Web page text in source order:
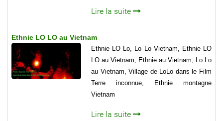
Lire la suite
Ethnie LO LO au Vietnam
Ethnie LO Lo, Lo Lo Vietnam, Ethnie LO
LO au Vietnam, Ethnie au Vietnam, Lo Lo
au Vietnam, Village de LoLo dans le Film
Terre inconnue, Ethnie montagne
Vietnam
Lire la suite